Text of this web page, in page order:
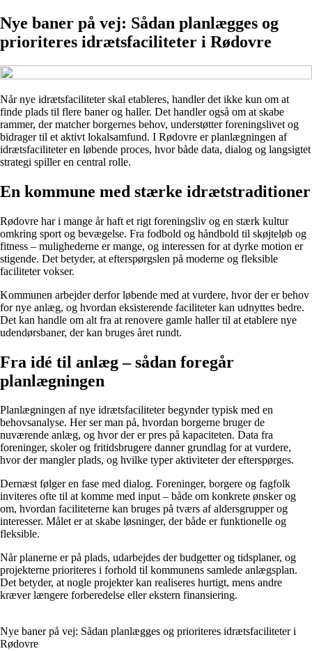
Nye baner på vej: Sådan planlægges og
prioriteres idrætsfaciliteter i Rødovre
Når nye idrætsfaciliteter skal etableres, handler det ikke kun om at
finde plads til flere baner og haller. Det handler også om at skabe
rammer, der matcher borgernes behov, understøtter foreningslivet og
bidrager til et aktivt lokalsamfund. I Rødovre er planlægningen af
idrætsfaciliteter en løbende proces, hvor både data, dialog og langsigtet
strategi spiller en central rolle.
En kommune med stærke idrætstraditioner
Rødovre har i mange år haft et rigt foreningsliv og en stærk kultur
omkring sport og bevægelse. Fra fodbold og håndbold til skøjteløb og
fitness – mulighederne er mange, og interessen for at dyrke motion er
stigende. Det betyder, at efterspørgslen på moderne og fleksible
faciliteter vokser.
Kommunen arbejder derfor løbende med at vurdere, hvor der er behov
for nye anlæg, og hvordan eksisterende faciliteter kan udnyttes bedre.
Det kan handle om alt fra at renovere gamle haller til at etablere nye
udendørsbaner, der kan bruges året rundt.
Fra idé til anlæg – sådan foregår
planlægningen
Planlægningen af nye idrætsfaciliteter begynder typisk med en
behovsanalyse. Her ser man på, hvordan borgerne bruger de
nuværende anlæg, og hvor der er pres på kapaciteten. Data fra
foreninger, skoler og fritidsbrugere danner grundlag for at vurdere,
hvor der mangler plads, og hvilke typer aktiviteter der efterspørges.
Dernæst følger en fase med dialog. Foreninger, borgere og fagfolk
inviteres ofte til at komme med input – både om konkrete ønsker og
om, hvordan faciliteterne kan bruges på tværs af aldersgrupper og
interesser. Målet er at skabe løsninger, der både er funktionelle og
fleksible.
Når planerne er på plads, udarbejdes der budgetter og tidsplaner, og
projekterne prioriteres i forhold til kommunens samlede anlægsplan.
Det betyder, at nogle projekter kan realiseres hurtigt, mens andre
kræver længere forberedelse eller ekstern finansiering.
Nye baner på vej: Sådan planlægges og prioriteres idrætsfaciliteter i
Rødovre